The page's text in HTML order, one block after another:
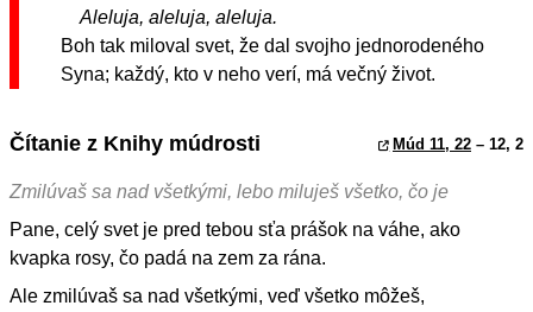
Aleluja, aleluja, aleluja.
Boh tak miloval svet, že dal svojho jednorodeného
Syna; každý, kto v neho verí, má večný život.
Čítanie z Knihy múdrosti Múd 11, 22 – 12, 2
Zmilúvaš sa nad všetkými, lebo miluješ všetko, čo je
Pane, celý svet je pred tebou sťa prášok na váhe, ako
kvapka rosy, čo padá na zem za rána.
Ale zmilúvaš sa nad všetkými, veď všetko môžeš,